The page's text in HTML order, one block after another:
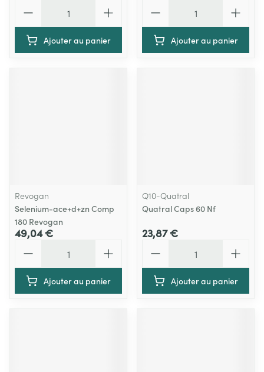
Ajouter au panier Ajouter au panier
Revogan
Selenium-ace+d+zn Comp
180 Revogan
49,04 €
Ajouter au panier
Q10-Quatral
Quatral Caps 60 Nf
23,87 €
Ajouter au panier